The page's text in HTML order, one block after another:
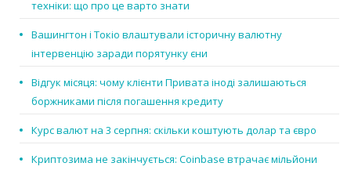
техніки: що про це варто знати
Вашингтон і Токіо влаштували історичну валютну
інтервенцію заради порятунку єни
Відгук місяця: чому клієнти Привата іноді залишаються
боржниками після погашення кредиту
Курс валют на 3 серпня: скільки коштують долар та євро
Криптозима не закінчується: Coinbase втрачає мільйони